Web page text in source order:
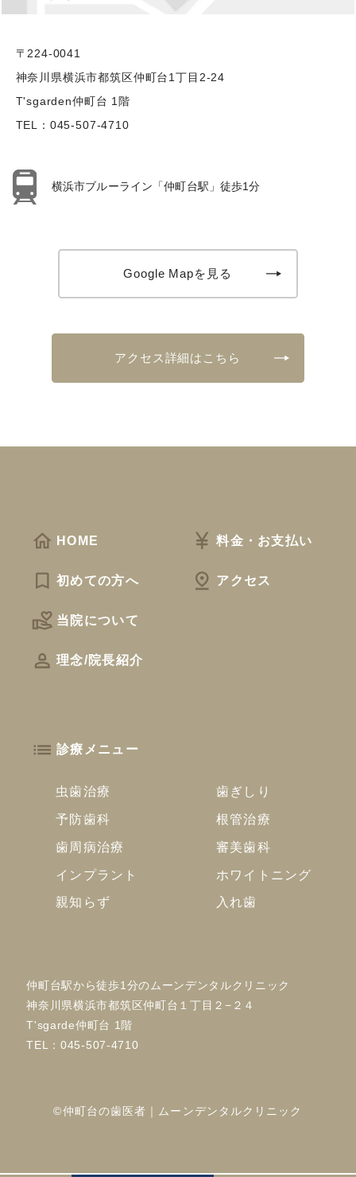
〒224-0041
神奈川県横浜市都筑区仲町台1丁目2-24
T'sgarden仲町台 1階
TEL： 045-507-4710
横浜市ブルーライン「仲町台駅」徒歩1分
Google Mapを見る
アクセス詳細はこちら
HOME
初めての方へ
当院について
理念/院長紹介
料金・お支払い
アクセス
診療メニュー
虫歯治療
歯ぎしり
予防歯科
根管治療
歯周病治療
審美歯科
インプラント
ホワイトニング
親知らず
入れ歯
仲町台駅から徒歩1分のムーンデンタルクリニック
神奈川県横浜市都筑区仲町台１丁目２−２４
T'sgarde仲町台 1階
TEL：045-507-4710
©仲町台の歯医者｜ムーンデンタルクリニック